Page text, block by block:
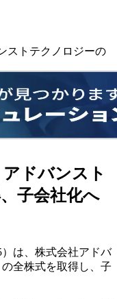
ストテクノロジーの
ドバンスト
子会社化へ
は、株式会社アドバ
全株式を取得し、子